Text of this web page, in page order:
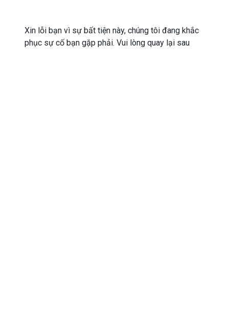
Xin lỗi bạn vì sự bất tiện này, chúng tôi đang khắc
phục sự cố bạn gặp phải. Vui lòng quay lại sau